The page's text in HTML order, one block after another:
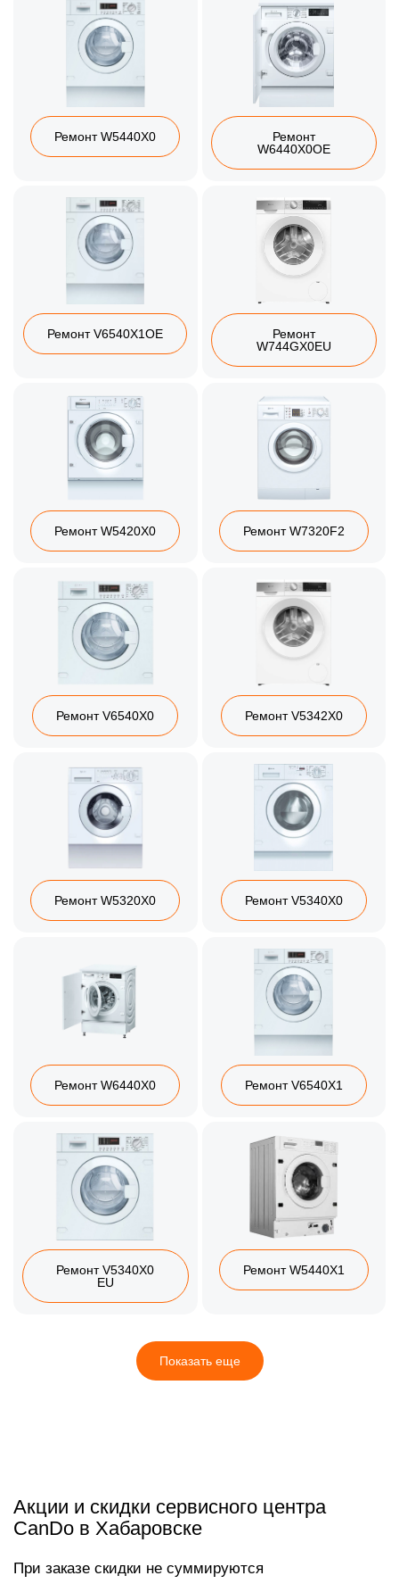
Ремонт W5440X0
Ремонт
W6440X0OE
Ремонт V6540X1OE
Ремонт
W744GX0EU
Ремонт W5420X0 Ремонт W7320F2
Ремонт V6540X0 Ремонт V5342X0
Ремонт W5320X0 Ремонт V5340X0
Ремонт W6440X0 Ремонт V6540X1
Ремонт V5340X0
EU
Ремонт W5440X1
Показать еще
Акции и скидки сервисного центра
CanDo в Хабаровске
При заказе скидки не суммируются